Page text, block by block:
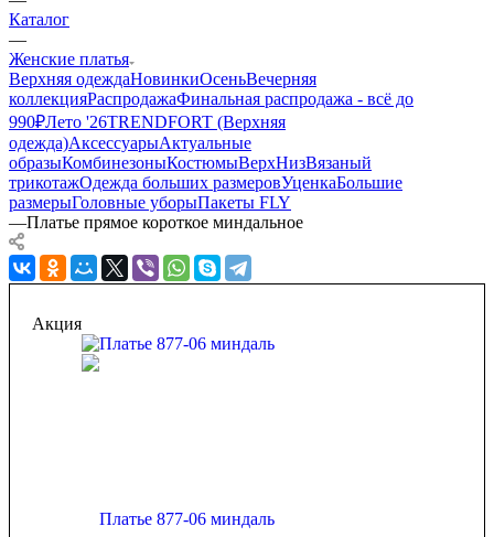
Каталог
—
Женские платья
Верхняя одеждаНовинкиОсеньВечерняя
коллекцияРаспродажаФинальная распродажа - всё до
990₽Лето '26TRENDFORT (Верхняя
одежда)АксессуарыАктуальные
образыКомбинезоныКостюмыВерхНизВязаный
трикотажОдежда больших размеровУценкаБольшие
размерыГоловные уборыПакеты FLY
—Платье прямое короткое миндальное
Акция